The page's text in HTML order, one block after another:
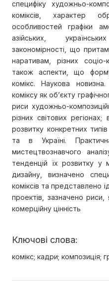
специфіку художньо-
коміксів, характер
особливостей графіки
азійських,
закономірності, що
наративам, різних
також аспекти, що
комікс. Наукова
коміксу як об’єкту
риси художньо-
різних світових регіонах;
розвитку конкретних
та в Україні.
мистецтвознавчого
тенденцій їх розвитку у
дизайну, визначено
коміксів та представлено
проектів, зазначено
комерційну цінність
Ключові слова:
комікс; кадри; композиція;